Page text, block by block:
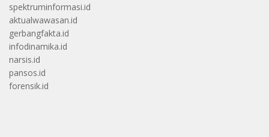
spektruminformasi.id
aktualwawasan.id
gerbangfakta.id
infodinamika.id
narsis.id
pansos.id
forensik.id